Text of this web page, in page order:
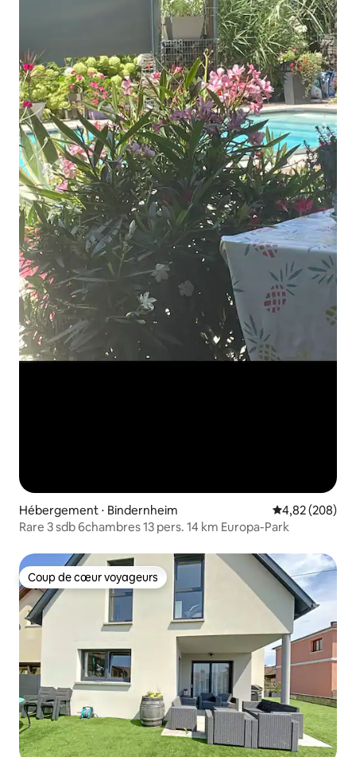
Hébergement ⋅ Bindernheim Évaluation
4,82 (208)
Rare 3 sdb 6chambres 13 pers. 14 km Europa-Park
Coup de cœur voyageurs
Coup de cœur voyageurs